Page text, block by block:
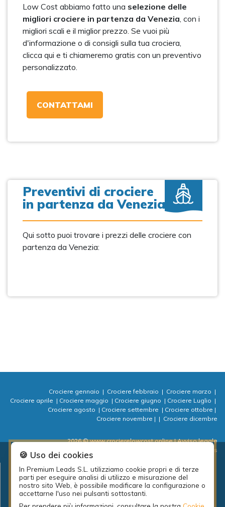
Low Cost abbiamo fatto una selezione delle
migliori crociere in partenza da Venezia, con i
migliori scali e il miglior prezzo. Se vuoi più
d'informazione o di consigli sulla tua crociera,
clicca qui e ti chiameremo gratis con un preventivo
personalizzato.
CONTATTAMI
Preventivi di crociere
in partenza da Venezia
Qui sotto puoi trovare i prezzi delle crociere con
partenza da Venezia:
Crociere gennaio | Crociere febbraio | Crociere marzo |
Crociere aprile | Crociere maggio | Crociere giugno | Crociere Luglio |
Crociere agosto | Crociere settembre | Crociere ottobre |
Crociere novembre | | Crociere dicembre
2026 © www.crocierelowcost.online | Avviso legale
| Informativa sulla Privacy
| ⚙ Cookies
Progetto locale per l'occupazione della diputación de A Coruña: PEL
Emprende actividades 2018.
🍪 Uso dei cookies
In Premium Leads S.L. utilizziamo cookie propri e di terze
parti per eseguire analisi di utilizzo e misurazione del
nostro sito Web, è possibile modificare la configurazione o
accettarne l'uso nei pulsanti sottostanti.